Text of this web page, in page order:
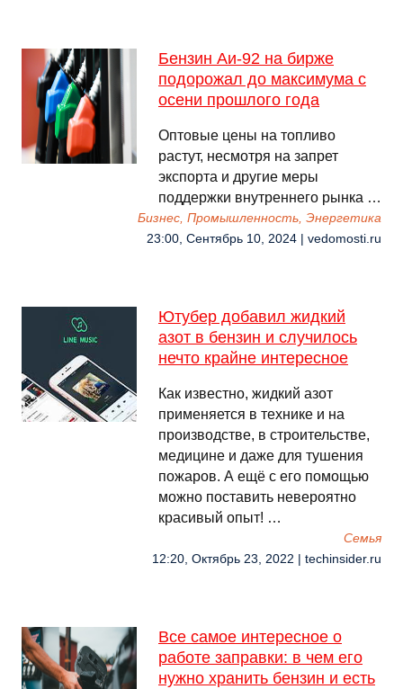
Бензин Аи-92 на бирже
подорожал до максимума с
осени прошлого года
Оптовые цены на топливо
растут, несмотря на запрет
экспорта и другие меры
поддержки внутреннего рынка …
Бизнес, Промышленность, Энергетика
23:00, Сентябрь 10, 2024 | vedomosti.ru
Ютубер добавил жидкий
азот в бензин и случилось
нечто крайне интересное
Как известно, жидкий азот
применяется в технике и на
производстве, в строительстве,
медицине и даже для тушения
пожаров. А ещё с его помощью
можно поставить невероятно
красивый опыт! …
Семья
12:20, Октябрь 23, 2022 | techinsider.ru
Все самое интересное о
работе заправки: в чем его
нужно хранить бензин и есть